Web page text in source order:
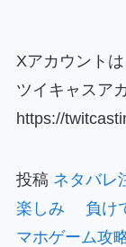
Xアカウント
ツイキャスア
https://
投稿 ネタバレ
楽しみ 負け
マホゲーム攻